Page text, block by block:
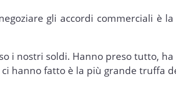
gli accordi commerciali è la
i nostri soldi. Hanno preso tutto, ha
hanno fatto è la più grande truffa